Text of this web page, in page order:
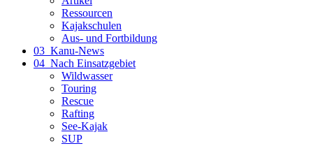
Ressourcen
Kajakschulen
Aus- und Fortbildung
03_Kanu-News
04_Nach Einsatzgebiet
Wildwasser
Touring
Rescue
Rafting
See-Kajak
SUP